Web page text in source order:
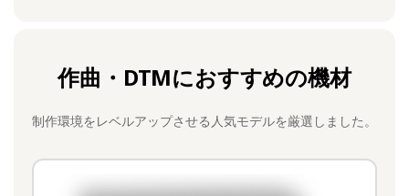
作曲・DTMにおすすめの機材
制作環境をレベルアップさせる人気モデルを厳選しました。